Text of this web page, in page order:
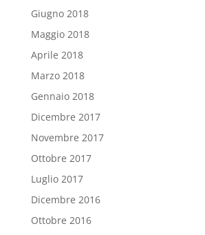
Giugno 2018
Maggio 2018
Aprile 2018
Marzo 2018
Gennaio 2018
Dicembre 2017
Novembre 2017
Ottobre 2017
Luglio 2017
Dicembre 2016
Ottobre 2016